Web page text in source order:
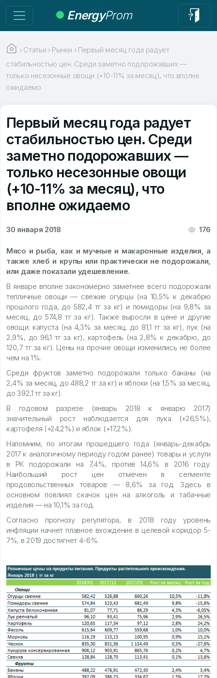
EnergyProm
› Статьи › Рынки › Первый месяц года радует
стабильностью цен. Среди заметно подорожавших —
только несезонные овощи (+10-11% за месяц), что вполне
ожидаемо
Первый месяц года радует
стабильностью цен. Среди
заметно подорожавших —
только несезонные овощи
(+10-11% за месяц), что
вполне ожидаемо
30 января 2018 176
Мясо и рыба, как и мучные и макаронные изделия, а
также хлеб и крупы или практически не подорожали,
или даже показали удешевление.
В январе вполне закономерно заметнее всего подорожали
тепличные овощи — свежие огурцы (на 10,5% к декабрю
прошлого года, до 582,4 тг за кг) и помидоры (на 9,8% за
месяц, до 574,8 тг за кг). Также выросли в цене и другие
овощи: капуста (на 4,3% за месяц, до 81,1 тг за кг), лук (на
2,9%, до 96,1 тг за кг), картофель (на 2,8% к декабрю, до
120,7 тг за кг). Цены на прочие овощи изменились не более
чем на 1%.
Среди фруктов заметно подорожали только бананы (на
2,4% за месяц, до 488,2 тг за кг) и яблоки (на 1,5% за месяц,
до 392,1 тг за кг).
В годовом разрезе (январь 2018 к январю 2017)
значительный рост наблюдается для лука (+26,5%),
картофеля (+24,2%) и яблок (+17,2%).
Напомним, по итогам прошедшего года (январь-декабрь
2017 к аналогичному периоду годом ранее) товары и услуги
в РК подорожали на 7,4%, против 14,6% в 2016 году.
Наибольший рост цен отмечен в сегменте
продовольственных товаров — 8,6% за год. Здесь в
основном повлиял скачок цен на алкоголь и табачные
изделия — на 10,1% за год.
Согласно прогнозу регулятора, в 2018 году уровень
инфляции начнет плавное вхождение в целевой коридор 5-
7%, в 2019 достигнет 4-6%.